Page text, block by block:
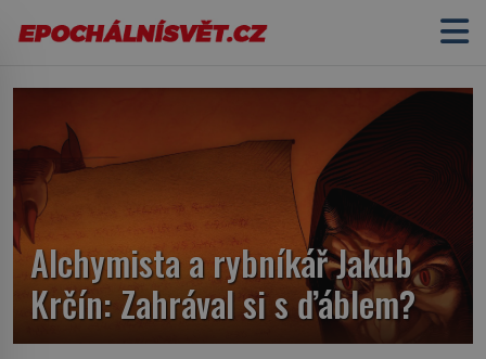
Alchymista a rybníkář Jakub
Krčín: Zahrával si s ďáblem?